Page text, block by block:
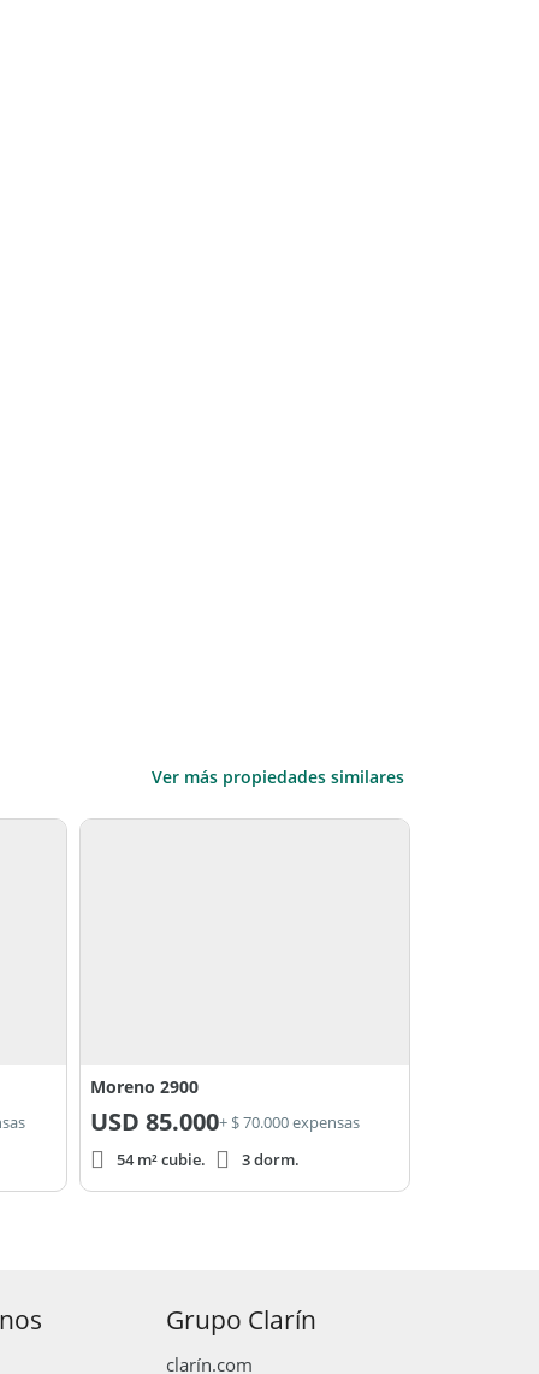
Ver más propiedades similares
Moreno 2900
USD 85.000+ $ 70.000 expensas
54 m² cubie.
3 dorm.
Grupo Clarín
clarín.com